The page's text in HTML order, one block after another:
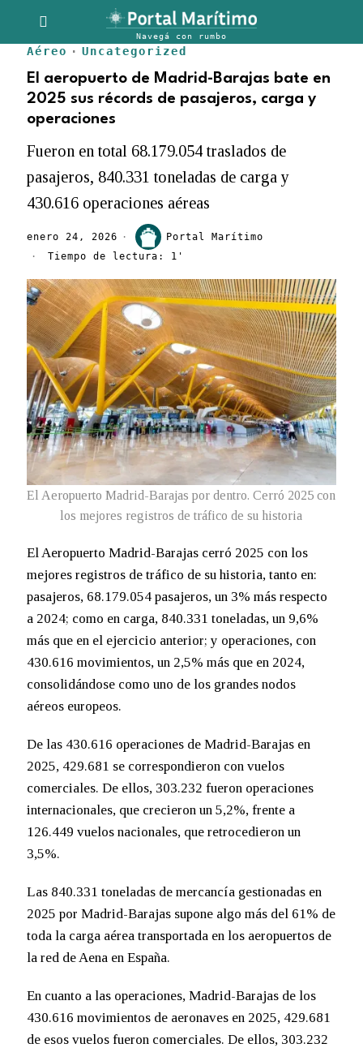
Aéreo · Uncategorized
El aeropuerto de Madrid-Barajas bate en
2025 sus récords de pasajeros, carga y
operaciones
Fueron en total 68.179.054 traslados de
pasajeros, 840.331 toneladas de carga y
430.616 operaciones aéreas
enero 24, 2026
Portal Marítimo
Tiempo de lectura: 1'
El Aeropuerto Madrid-Barajas por dentro. Cerró 2025 con
los mejores registros de tráfico de su historia
El Aeropuerto Madrid-Barajas cerró 2025 con los
mejores registros de tráfico de su historia, tanto en:
pasajeros, 68.179.054 pasajeros, un 3% más respecto
a 2024; como en carga, 840.331 toneladas, un 9,6%
más que en el ejercicio anterior; y operaciones, con
430.616 movimientos, un 2,5% más que en 2024,
consolidándose como uno de los grandes nodos
aéreos europeos.
De las 430.616 operaciones de Madrid-Barajas en
2025, 429.681 se correspondieron con vuelos
comerciales. De ellos, 303.232 fueron operaciones
internacionales, que crecieron un 5,2%, frente a
126.449 vuelos nacionales, que retrocedieron un
3,5%.
Las 840.331 toneladas de mercancía gestionadas en
2025 por Madrid-Barajas supone algo más del 61% de
toda la carga aérea transportada en los aeropuertos de
la red de Aena en España.
En cuanto a las operaciones, Madrid-Barajas de los
430.616 movimientos de aeronaves en 2025, 429.681
de esos vuelos fueron comerciales. De ellos, 303.232